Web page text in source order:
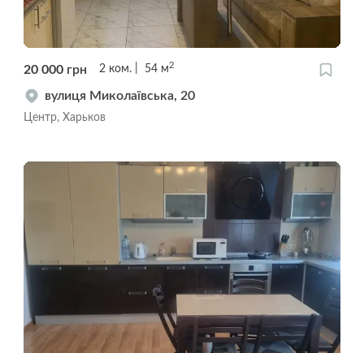
20 000 грн 2 ком. 54 м 2
вулиця Миколаївська, 20
Центр, Харьков